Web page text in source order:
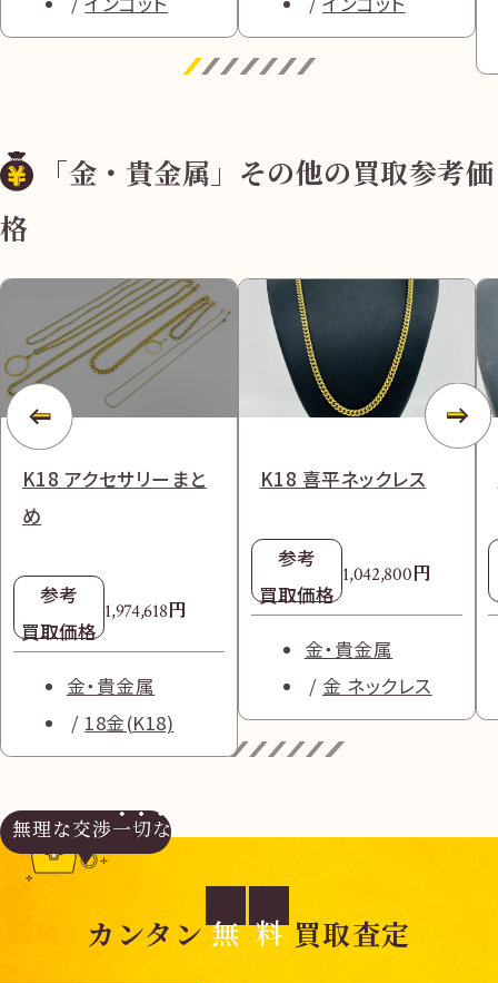
「金・貴金属」その他の買取参考価
格
K18 アクセサリーまと
め
参考
買取価格
1,974,618円
金・貴金属
18金(K18)
K18 喜平ネックレス
参考
買取価格
1,042,800円
金・貴金属
金 ネックレス
無理な交渉一切なし
カンタン 無 料 買取査定